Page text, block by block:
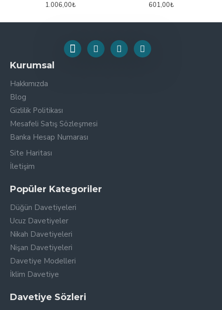
1.006,00₺ 601,00₺
Kurumsal
Hakkımızda
Blog
Gizlilik Politikası
Mesafeli Satış Sözleşmesi
Banka Hesap Numarası
Site Haritası
İletişim
Popüler Kategoriler
Düğün Davetiyeleri
Ucuz Davetiyeler
Nikah Davetiyeleri
Nişan Davetiyeleri
Davetiye Modelleri
İklim Davetiye
Davetiye Sözleri